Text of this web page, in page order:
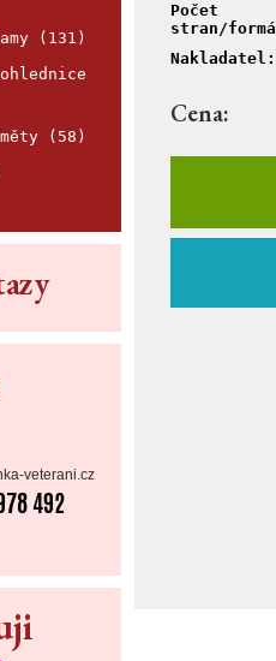
(131)
(58)
veterani.cz
492
Počet
stran/
Nakladatel:
Cena: